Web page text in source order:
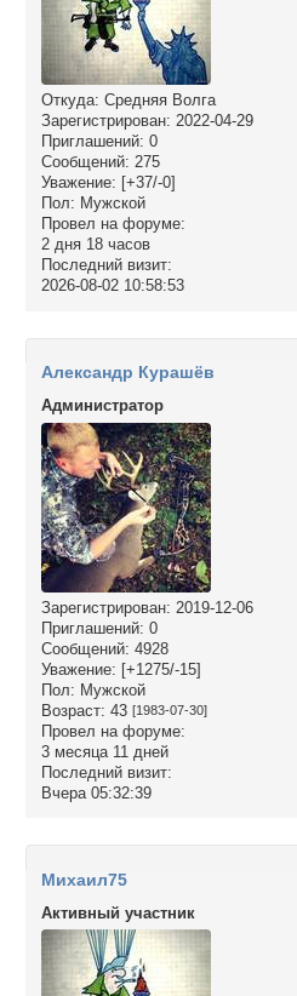
Откуда: Средняя Волга
Зарегистрирован: 2022-04-29
Приглашений: 0
Сообщений: 275
Уважение: [+37/-0]
Пол: Мужской
Провел на форуме:
2 дня 18 часов
Последний визит:
2026-08-02 10:58:53
Александр Курашёв
Администратор
Зарегистрирован: 2019-12-06
Приглашений: 0
Сообщений: 4928
Уважение: [+1275/-15]
Пол: Мужской
Возраст: 43 [1983-07-30]
Провел на форуме:
3 месяца 11 дней
Последний визит:
Вчера 05:32:39
Михаил75
Активный участник